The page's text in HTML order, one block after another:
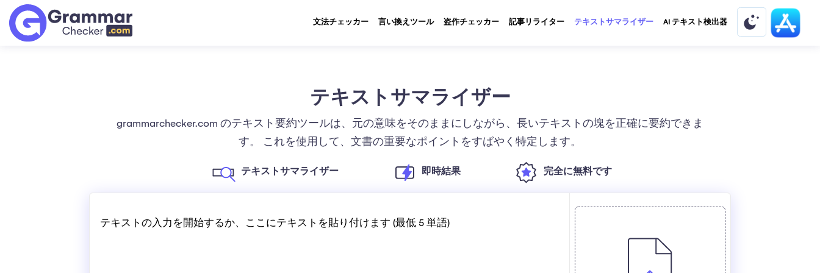
文法チェッカー 言い換えツール 盗作チェッカー 記事リライター テキストサマライザー AI テキスト検出器
テキストサマライザー
grammarchecker.com のテキスト要約ツールは、元の意味をそのままにしながら、長いテキストの塊を正確に要約できま
す。 これを使用して、文書の重要なポイントをすばやく特定します。
テキストサマライザー 即時結果 完全に無料です